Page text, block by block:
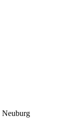
Neuburg